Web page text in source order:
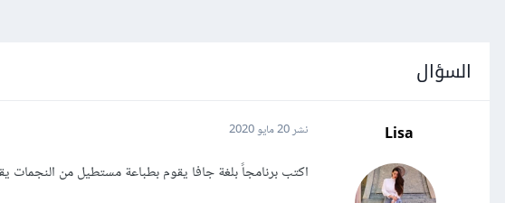
السؤال
Lisa نشر20 مايو 2020
اكتب برنامجاً بلغة جافا يقوم بطباعة مستطيل من النجمات